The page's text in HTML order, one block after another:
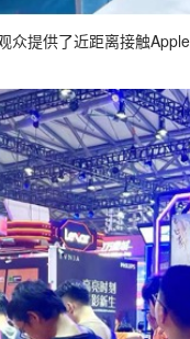
提供了近距离接触